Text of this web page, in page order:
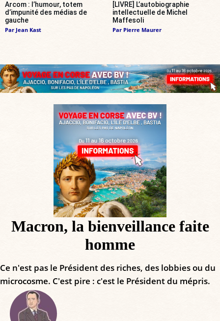
Arcom : l’humour, totem
d’impunité des médias de
gauche
Par Jean Kast
[LIVRE] L’autobiographie
intellectuelle de Michel
Maffesoli
Par Pierre Maurer
Macron, la bienveillance faite
homme
Ce n'est pas le Président des riches, des lobbies ou du
microcosme. C'est pire : c'est le Président du mépris.